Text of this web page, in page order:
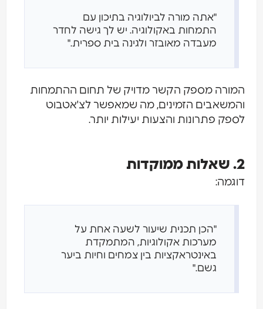
"אתה מורה לביולוגיה בתיכון עם
התמחות באקולוגיה. יש לך גישה לחדר
מעבדה מאובזר ולגינה בית ספרית."
המורה מספק הקשר מדויק של תחום ההתמחות
והמשאבים הזמינים, מה שמאפשר לצ'אטבוט
לספק פתרונות והצעות יעילות יותר.
2. שאלות ממוקדות
דוגמה:
"הכן תכנית שיעור לשעה אחת על
מערכות אקולוגיות, המתמקדת
באינטראקציות בין צמחים וחיות ביער
גשם."